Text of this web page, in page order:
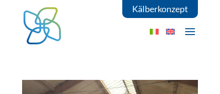
Kälberkonzept